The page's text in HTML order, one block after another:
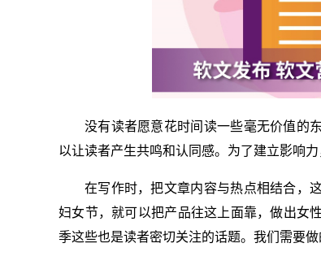
没有读者愿意花时间读一些毫无价值的
以让读者产生共鸣和认同感。为了建立影响
在写作时，把文章内容与热点相结合，
妇女节，就可以把产品往这上面靠，做出女
季这些也是读者密切关注的话题。我们需要